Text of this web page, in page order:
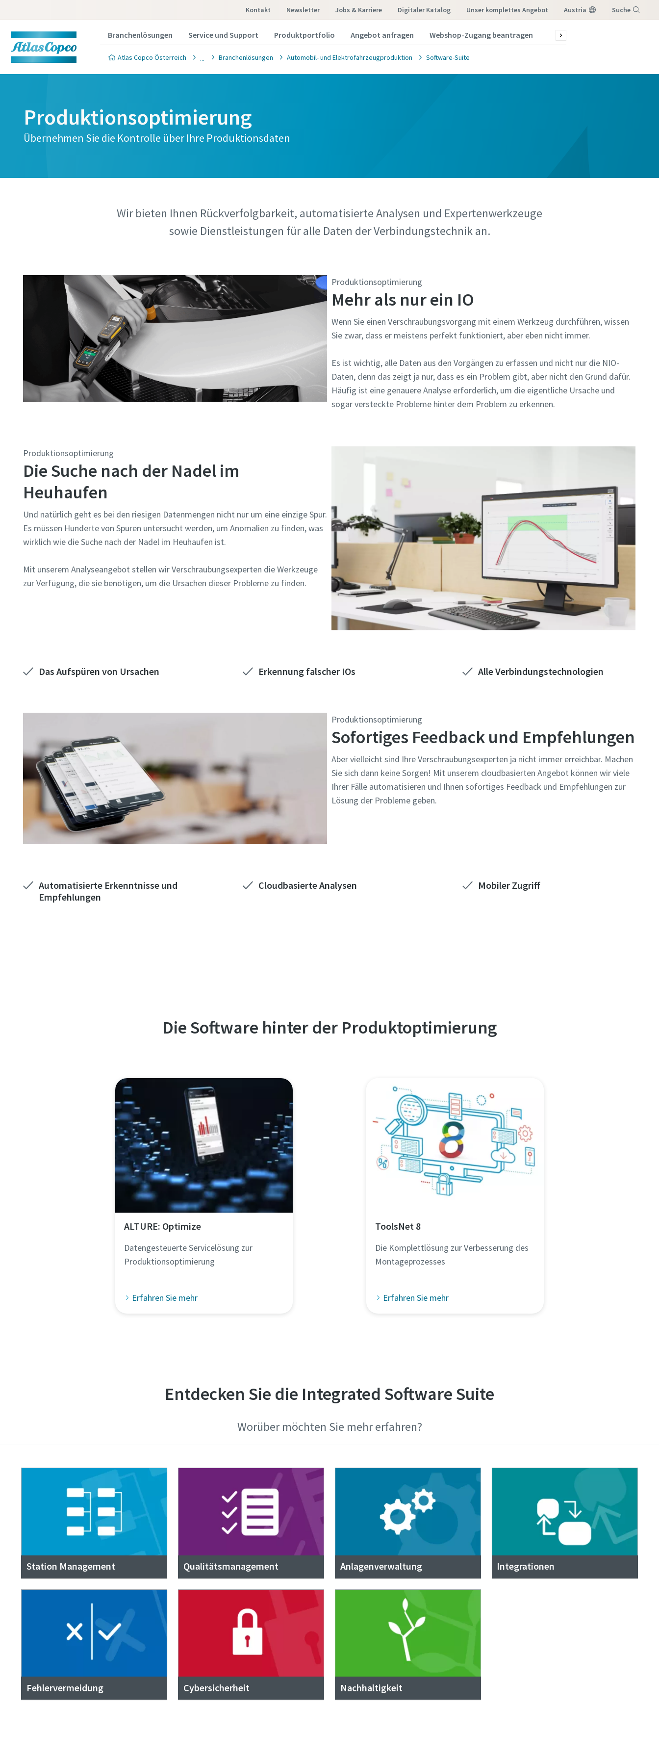
Kontakt Newsletter Jobs & Karriere Digitaler Katalog Unser komplettes Angebot Austria Suche
Branchenlösungen Service und Support Produktportfolio Angebot anfragen Webshop-Zugang beantragen News & Stories
Atlas Copco Österreich Branchenlösungen Automobil- und Elektrofahrzeugproduktion Software-Suite
Produktionsoptimierung
Übernehmen Sie die Kontrolle über Ihre Produktionsdaten
Wir bieten Ihnen Rückverfolgbarkeit, automatisierte Analysen und Expertenwerkzeuge
sowie Dienstleistungen für alle Daten der Verbindungstechnik an.
Produktionsoptimierung
Mehr als nur ein IO
Wenn Sie einen Verschraubungsvorgang mit einem Werkzeug durchführen, wissen
Sie zwar, dass er meistens perfekt funktioniert, aber eben nicht immer.
Es ist wichtig, alle Daten aus den Vorgängen zu erfassen und nicht nur die NIO-
Daten, denn das zeigt ja nur, dass es ein Problem gibt, aber nicht den Grund dafür.
Häufig ist eine genauere Analyse erforderlich, um die eigentliche Ursache und
sogar versteckte Probleme hinter dem Problem zu erkennen.
Produktionsoptimierung
Die Suche nach der Nadel im
Heuhaufen
Und natürlich geht es bei den riesigen Datenmengen nicht nur um eine einzige Spur.
Es müssen Hunderte von Spuren untersucht werden, um Anomalien zu finden, was
wirklich wie die Suche nach der Nadel im Heuhaufen ist.
Mit unserem Analyseangebot stellen wir Verschraubungsexperten die Werkzeuge
zur Verfügung, die sie benötigen, um die Ursachen dieser Probleme zu finden.
Das Aufspüren von Ursachen Erkennung falscher IOs Alle Verbindungstechnologien
Produktionsoptimierung
Sofortiges Feedback und Empfehlungen
Aber vielleicht sind Ihre Verschraubungsexperten ja nicht immer erreichbar. Machen
Sie sich dann keine Sorgen! Mit unserem cloudbasierten Angebot können wir viele
Ihrer Fälle automatisieren und Ihnen sofortiges Feedback und Empfehlungen zur
Lösung der Probleme geben.
Automatisierte Erkenntnisse und
Empfehlungen
Cloudbasierte Analysen Mobiler Zugriff
Die Software hinter der Produktoptimierung
ALTURE: Optimize
Datengesteuerte Servicelösung zur
Produktionsoptimierung
Erfahren Sie mehr
ToolsNet 8
Die Komplettlösung zur Verbesserung des
Montageprozesses
Erfahren Sie mehr
Entdecken Sie die Integrated Software Suite
Worüber möchten Sie mehr erfahren?
Station Management Qualitätsmanagement Anlagenverwaltung Integrationen
Fehlervermeidung Cybersicherheit Nachhaltigkeit